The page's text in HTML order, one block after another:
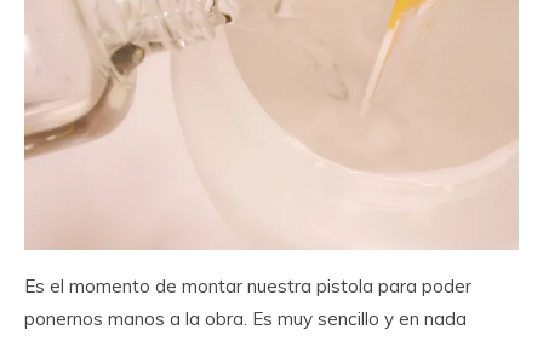
Es el momento de montar nuestra pistola para poder
ponernos manos a la obra. Es muy sencillo y en nada